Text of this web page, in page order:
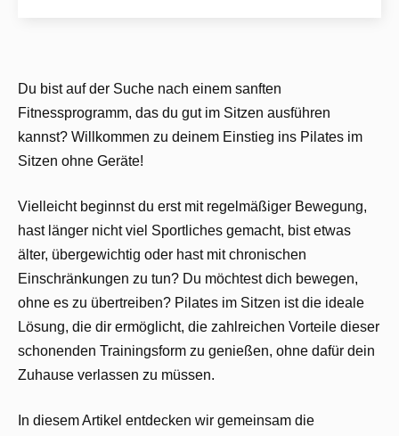
Du bist auf der Suche nach einem sanften
Fitnessprogramm, das du gut im Sitzen ausführen
kannst? Willkommen zu deinem Einstieg ins Pilates im
Sitzen ohne Geräte!
Vielleicht beginnst du erst mit regelmäßiger Bewegung,
hast länger nicht viel Sportliches gemacht, bist etwas
älter, übergewichtig oder hast mit chronischen
Einschränkungen zu tun? Du möchtest dich bewegen,
ohne es zu übertreiben? Pilates im Sitzen ist die ideale
Lösung, die dir ermöglicht, die zahlreichen Vorteile dieser
schonenden Trainingsform zu genießen, ohne dafür dein
Zuhause verlassen zu müssen.
In diesem Artikel entdecken wir gemeinsam die